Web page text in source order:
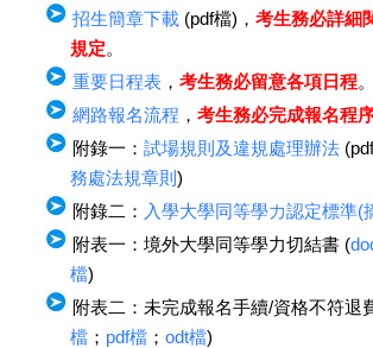
招生簡章下載(pdf檔)， 考生務必詳細
規定。
重要日程表， 考生務必留意各項日程。
網路報名流程 ， 考生務必完成報名程
附錄一： 試場規則及違規處理辦法
務處法規章則 )
附錄二： 入學大學同等學力認定標準(
附表一：境外大學同等學力切結書 (
檔)
附表二：未完成報名手續/資格不符退
檔； pdf檔； odt檔)